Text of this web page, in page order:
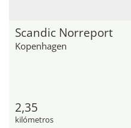
Scandic Norreport
Kopenhagen
2,35
kilómetros